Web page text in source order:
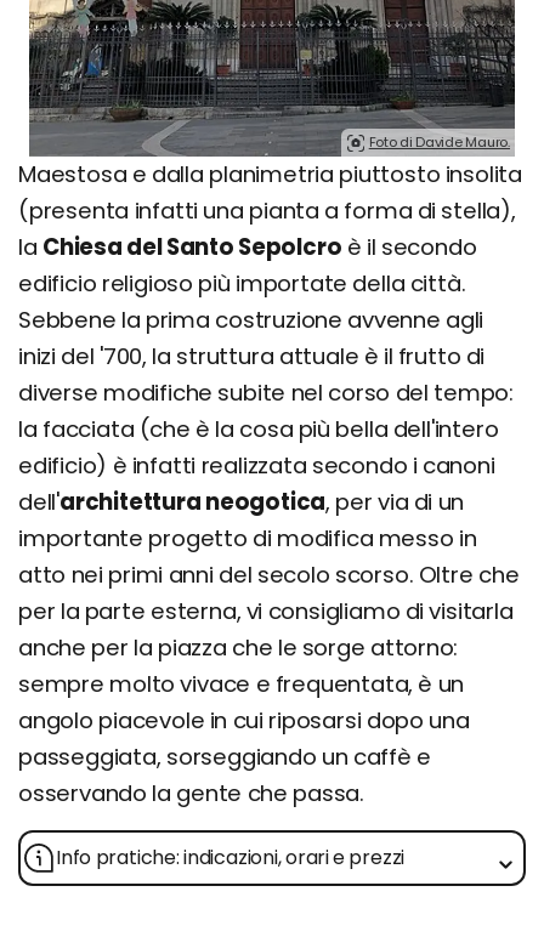
Foto di Davide Mauro.
Maestosa e dalla planimetria piuttosto insolita
(presenta infatti una pianta a forma di stella),
la Chiesa del Santo Sepolcro è il secondo
edificio religioso più importate della città.
Sebbene la prima costruzione avvenne agli
inizi del '700, la struttura attuale è il frutto di
diverse modifiche subite nel corso del tempo:
la facciata (che è la cosa più bella dell'intero
edificio) è infatti realizzata secondo i canoni
dell'architettura neogotica, per via di un
importante progetto di modifica messo in
atto nei primi anni del secolo scorso. Oltre che
per la parte esterna, vi consigliamo di visitarla
anche per la piazza che le sorge attorno:
sempre molto vivace e frequentata, è un
angolo piacevole in cui riposarsi dopo una
passeggiata, sorseggiando un caffè e
osservando la gente che passa.
Info pratiche: indicazioni, orari e prezzi